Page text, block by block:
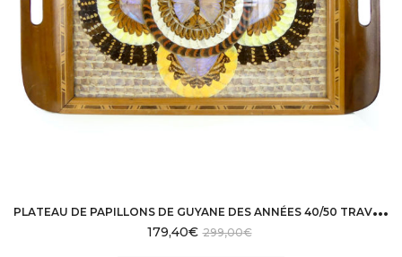
P
LATEAU DE PAPILLONS DE GUYANE DES ANNÉES 40/50 TRAVAIL DE BAGNARD
299,00€
179,40€